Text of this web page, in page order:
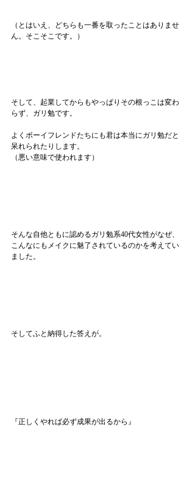
（とはいえ、どちらも一番を取ったことはありませ
ん。そこそこです。）
そして、起業してからもやっぱりその根っこは変わ
らず、ガリ勉です。
よくボーイフレンドたちにも君は本当にガリ勉だと
呆れられたりします。
（悪い意味で使われます）
そんな自他ともに認めるガリ勉系40代女性がなぜ、
こんなにもメイクに魅了されているのかを考えてい
ました。
そしてふと納得した答えが。
『正しくやれば必ず成果が出るから』